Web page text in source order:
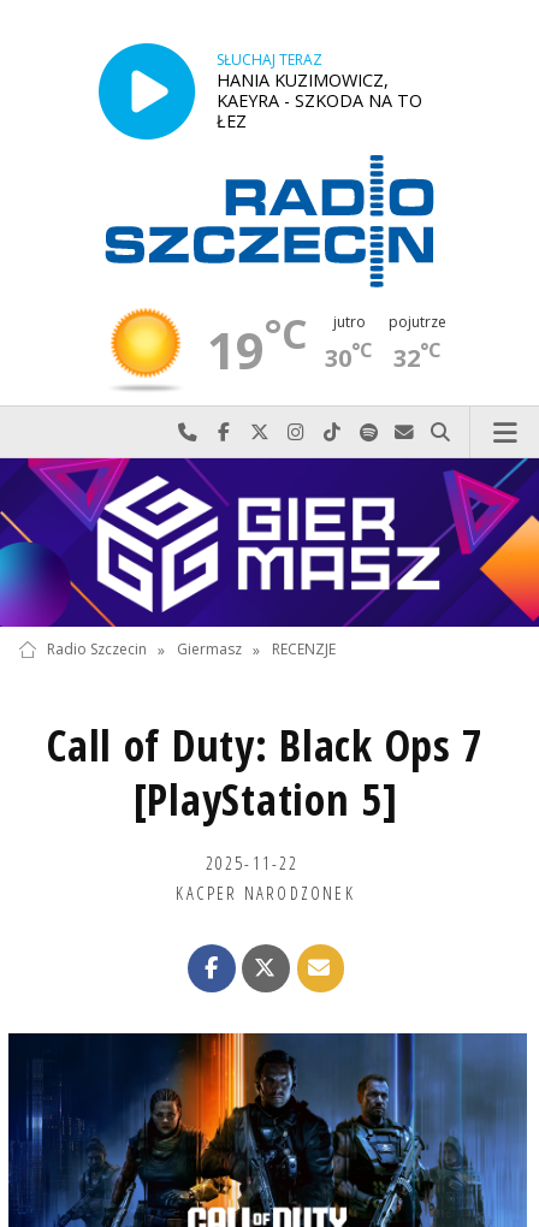
SŁUCHAJ TERAZ
HANIA KUZIMOWICZ,
KAEYRA - SZKODA NA TO
ŁEZ
19°C jutro
30°C
pojutrze
32°C
Najlepiej po prostu do nas zadzwoń
Odwiedź nas na Facebook-u
Odwiedź nas na X
Odwiedź nas na Instagram-ie
Odwiedź nas na TikTok-u
Szukaj nas na Spotify
Wyślij do nas
Szukaj
Radio Szczecin » Giermasz » RECENZJE
Call of Duty: Black Ops 7
[PlayStation 5]
2025-11-22
KACPER NARODZONEK